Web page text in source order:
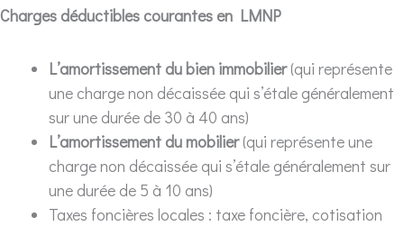
Charges déductibles courantes en LMNP
L’amortissement du bien immobilier(qui représente
une charge non décaissée qui s’étale généralement
sur une durée de 30 à 40 ans)
L’amortissement du mobilier(qui représente une
charge non décaissée qui s’étale généralement sur
une durée de 5 à 10 ans)
Taxes foncières locales : taxe foncière, cotisation